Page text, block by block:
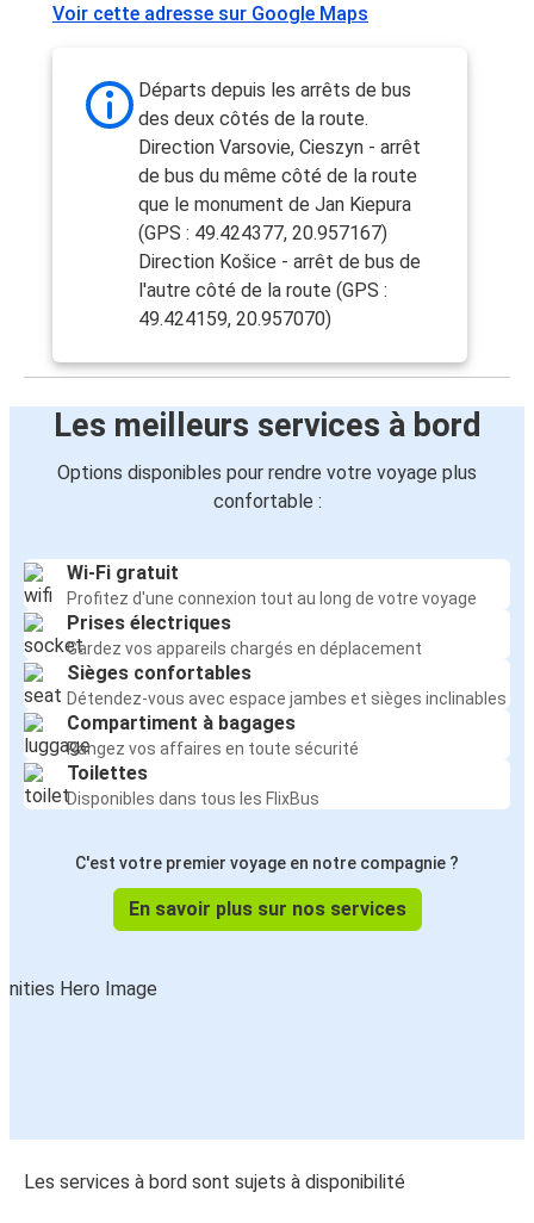
Voir cette adresse sur Google Maps
Départs depuis les arrêts de bus
des deux côtés de la route.
Direction Varsovie, Cieszyn - arrêt
de bus du même côté de la route
que le monument de Jan Kiepura
(GPS : 49.424377, 20.957167)
Direction Košice - arrêt de bus de
l'autre côté de la route (GPS :
49.424159, 20.957070)
Les meilleurs services à bord
Options disponibles pour rendre votre voyage plus
confortable :
Wi-Fi gratuit
Profitez d'une connexion tout au long de votre voyage
Prises électriques
Gardez vos appareils chargés en déplacement
Sièges confortables
Détendez-vous avec espace jambes et sièges inclinables
Compartiment à bagages
Rangez vos affaires en toute sécurité
Toilettes
Disponibles dans tous les FlixBus
C'est votre premier voyage en notre compagnie ?
En savoir plus sur nos services
Les services à bord sont sujets à disponibilité